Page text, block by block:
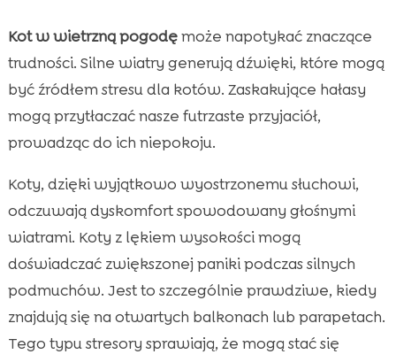
Kot w wietrzną pogodęmoże napotykać znaczące
trudności. Silne wiatry generują dźwięki, które mogą
być źródłem stresu dla kotów. Zaskakujące hałasy
mogą przytłaczać nasze futrzaste przyjaciół,
prowadząc do ich niepokoju.
Koty, dzięki wyjątkowo wyostrzonemu słuchowi,
odczuwają dyskomfort spowodowany głośnymi
wiatrami. Koty z lękiem wysokości mogą
doświadczać zwiększonej paniki podczas silnych
podmuchów. Jest to szczególnie prawdziwe, kiedy
znajdują się na otwartych balkonach lub parapetach.
Tego typu stresory sprawiają, że mogą stać się